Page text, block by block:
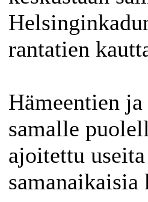
rantatien
Hämeentien
samalle
ajoitettu